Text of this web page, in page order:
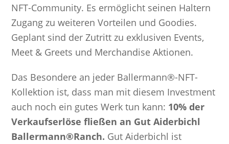
NFT-Community. Es ermöglicht seinen Haltern
Zugang zu weiteren Vorteilen und Goodies.
Geplant sind der Zutritt zu exklusiven Events,
Meet & Greets und Merchandise Aktionen.
Das Besondere an jeder Ballermann®-NFT-
Kollektion ist, dass man mit diesem Investment
auch noch ein gutes Werk tun kann: 10% der
Verkaufserlöse fließen an Gut Aiderbichl
Ballermann®Ranch. Gut Aiderbichl ist